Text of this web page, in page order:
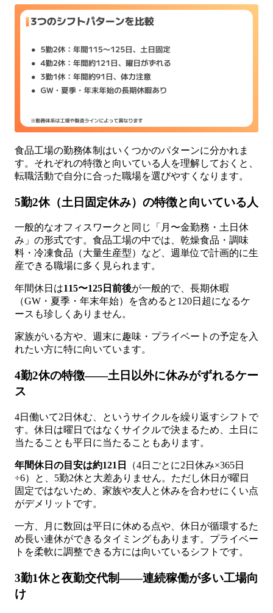
食品工場の勤務体制はいくつかのパターンに分かれま
す。それぞれの特徴と向いている人を理解しておくと、
転職活動で自分に合った職場を選びやすくなります。
5勤2休（土日固定休み）の特徴と向いている人
一般的なオフィスワークと同じ「月〜金勤務・土日休
み」の形式です。食品工場の中では、乾燥食品・調味
料・冷凍食品（大量生産型）など、週単位で計画的に生
産できる職場に多く見られます。
年間休日は115〜125日前後が一般的で、長期休暇
（GW・夏季・年末年始）を含めると120日超になるケ
ースも珍しくありません。
家族がいる方や、週末に趣味・プライベートの予定を入
れたい方に特に向いています。
4勤2休の特徴——土日以外に休みがずれるケー
ス
4日働いて2日休む、というサイクルを繰り返すシフトで
す。休日は曜日ではなくサイクルで決まるため、土日に
当たることも平日に当たることもあります。
年間休日の目安は約121日
（4日ごとに2日休み×365日
÷6）と、5勤2休と大差ありません。ただし休日が曜日
固定ではないため、家族や友人と休みを合わせにくい点
がデメリットです。
一方、月に数回は平日に休める点や、休日が循環するた
め長い連休ができるタイミングもあります。プライベー
トを柔軟に調整できる方には向いているシフトです。
3勤1休と夜勤交代制——連続稼働が多い工場向
け